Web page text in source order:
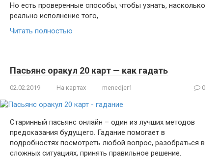
Но есть проверенные способы, чтобы узнать, насколько
реально исполнение того,
Читать полностью
Пасьянс оракул 20 карт — как гадать
02.02.2019 На картах menedjer1 0
Старинный пасьянс онлайн – один из лучших методов
предсказания будущего. Гадание помогает в
подробностях посмотреть любой вопрос, разобраться в
сложных ситуациях, принять правильное решение.